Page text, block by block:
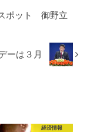
ポット 御野立
ーは３月
経済情報